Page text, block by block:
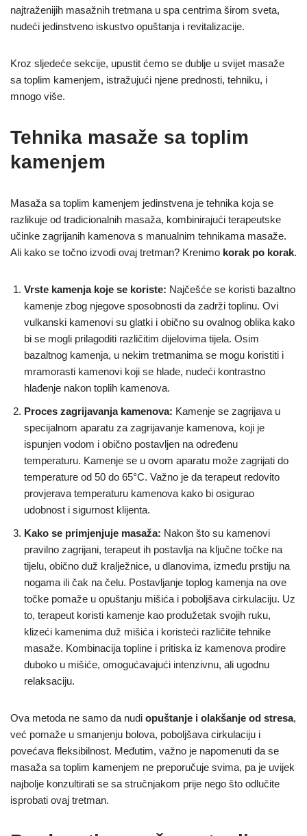
najtraženijih masažnih tretmana u spa centrima širom sveta,
nudeći jedinstveno iskustvo opuštanja i revitalizacije.
Kroz sljedeće sekcije, upustit ćemo se dublje u svijet masaže
sa toplim kamenjem, istražujući njene prednosti, tehniku, i
mnogo više.
Tehnika masaže sa toplim
kamenjem
Masaža sa toplim kamenjem jedinstvena je tehnika koja se
razlikuje od tradicionalnih masaža, kombinirajući terapeutske
učinke zagrijanih kamenova s manualnim tehnikama masaže.
Ali kako se točno izvodi ovaj tretman? Krenimo korak po korak.
Vrste kamenja koje se koriste: Najčešće se koristi bazaltno
kamenje zbog njegove sposobnosti da zadrži toplinu. Ovi
vulkanski kamenovi su glatki i obično su ovalnog oblika kako
bi se mogli prilagoditi različitim dijelovima tijela. Osim
bazaltnog kamenja, u nekim tretmanima se mogu koristiti i
mramorasti kamenovi koji se hlade, nudeći kontrastno
hlađenje nakon toplih kamenova.
Proces zagrijavanja kamenova: Kamenje se zagrijava u
specijalnom aparatu za zagrijavanje kamenova, koji je
ispunjen vodom i obično postavljen na određenu
temperaturu. Kamenje se u ovom aparatu može zagrijati do
temperature od 50 do 65°C. Važno je da terapeut redovito
provjerava temperaturu kamenova kako bi osigurao
udobnost i sigurnost klijenta.
Kako se primjenjuje masaža: Nakon što su kamenovi
pravilno zagrijani, terapeut ih postavlja na ključne točke na
tijelu, obično duž kralježnice, u dlanovima, između prstiju na
nogama ili čak na čelu. Postavljanje toplog kamenja na ove
točke pomaže u opuštanju mišića i poboljšava cirkulaciju. Uz
to, terapeut koristi kamenje kao produžetak svojih ruku,
klizeći kamenima duž mišića i koristeći različite tehnike
masaže. Kombinacija topline i pritiska iz kamenova prodire
duboko u mišiće, omogućavajući intenzivnu, ali ugodnu
relaksaciju.
Ova metoda ne samo da nudi opuštanje i olakšanje od stresa,
već pomaže u smanjenju bolova, poboljšava cirkulaciju i
povećava fleksibilnost. Međutim, važno je napomenuti da se
masaža sa toplim kamenjem ne preporučuje svima, pa je uvijek
najbolje konzultirati se sa stručnjakom prije nego što odlučite
isprobati ovaj tretman.